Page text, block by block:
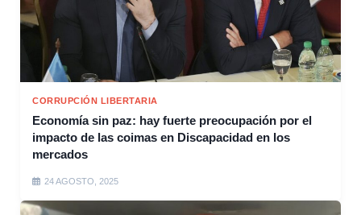
CORRUPCIÓN LIBERTARIA
Economía sin paz: hay fuerte preocupación por el
impacto de las coimas en Discapacidad en los
mercados
24 AGOSTO, 2025